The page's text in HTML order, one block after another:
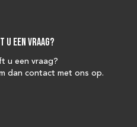
u een vraag?
u een vraag?
dan contact met ons op.